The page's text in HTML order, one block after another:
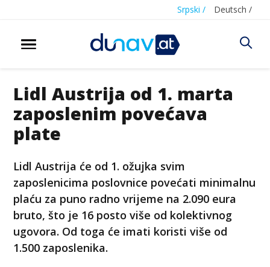
Srpski / Deutsch /
Lidl Austrija od 1. marta
zaposlenim povećava
plate
Lidl Austrija će od 1. ožujka svim
zaposlenicima poslovnice povećati minimalnu
plaću za puno radno vrijeme na 2.090 eura
bruto, što je 16 posto više od kolektivnog
ugovora. Od toga će imati koristi više od
1.500 zaposlenika.